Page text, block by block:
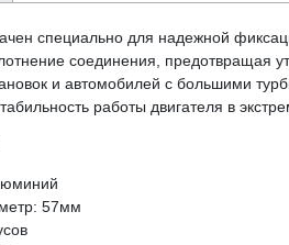
специально для надежной
соединения, предотвращая
и автомобилей с большими
работы двигателя в
57мм